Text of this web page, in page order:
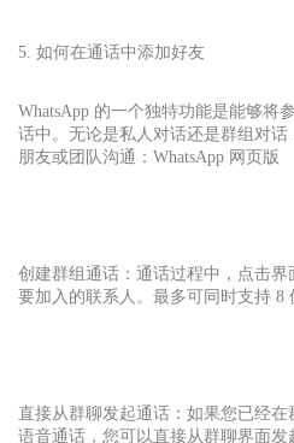
5. 如何在通话中添加好友
WhatsApp 的一个独特功能是能够将
话中。无论是私人对话还是群组对话
朋友或团队沟通：WhatsApp 网页版
创建群组通话：通话过程中，点击界
要加入的联系人。最多可同时支持 8
直接从群聊发起通话：如果您已经
语音通话，您可以直接从群聊界面发